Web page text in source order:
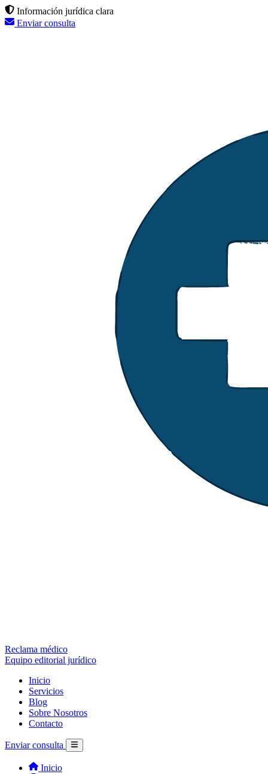
Información jurídica clara
Enviar consulta
Reclama médico
Equipo editorial jurídico
Inicio
Servicios
Blog
Sobre Nosotros
Contacto
Enviar consulta
Inicio